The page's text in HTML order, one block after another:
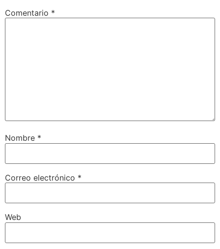
Comentario *
Nombre *
Correo electrónico *
Web